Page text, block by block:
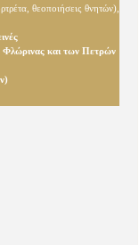
θεοποιήσεις θνητών),
Φλώρινας και των Πετρών